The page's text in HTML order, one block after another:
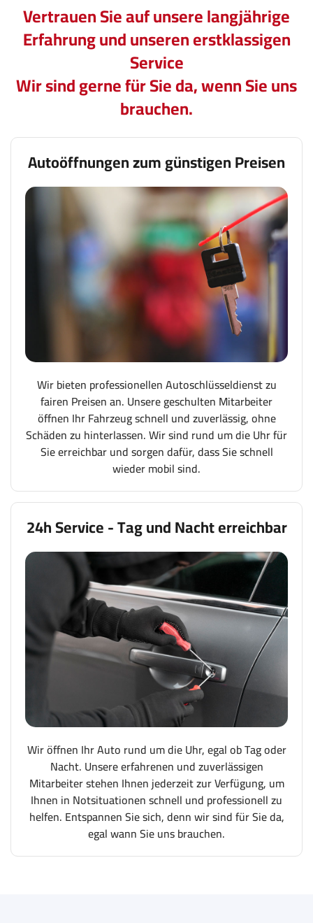
Vertrauen Sie auf unsere langjährige
Erfahrung und unseren erstklassigen
Service
Wir sind gerne für Sie da, wenn Sie uns
brauchen.
Autoöffnungen zum günstigen Preisen
Wir bieten professionellen Autoschlüsseldienst zu
fairen Preisen an. Unsere geschulten Mitarbeiter
öffnen Ihr Fahrzeug schnell und zuverlässig, ohne
Schäden zu hinterlassen. Wir sind rund um die Uhr für
Sie erreichbar und sorgen dafür, dass Sie schnell
wieder mobil sind.
24h Service - Tag und Nacht erreichbar
Wir öffnen Ihr Auto rund um die Uhr, egal ob Tag oder
Nacht. Unsere erfahrenen und zuverlässigen
Mitarbeiter stehen Ihnen jederzeit zur Verfügung, um
Ihnen in Notsituationen schnell und professionell zu
helfen. Entspannen Sie sich, denn wir sind für Sie da,
egal wann Sie uns brauchen.